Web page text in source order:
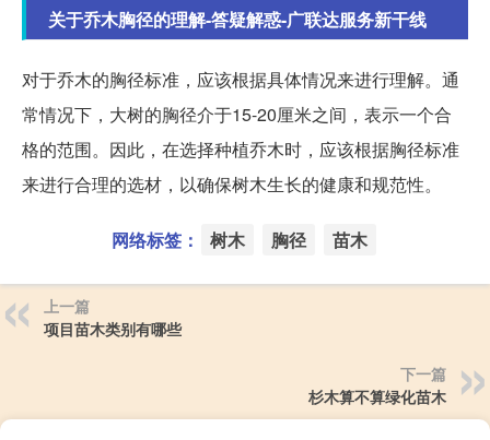
关于乔木胸径的理解-答疑解惑-广联达服务新干线
对于乔木的胸径标准，应该根据具体情况来进行理解。通
常情况下，大树的胸径介于15-20厘米之间，表示一个合
格的范围。因此，在选择种植乔木时，应该根据胸径标准
来进行合理的选材，以确保树木生长的健康和规范性。
网络标签： 树木 胸径 苗木
上一篇
项目苗木类别有哪些
下一篇
杉木算不算绿化苗木